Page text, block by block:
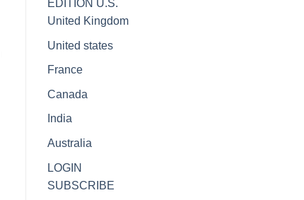
EDITION U.S.
United Kingdom
United states
France
Canada
India
Australia
LOGIN
SUBSCRIBE